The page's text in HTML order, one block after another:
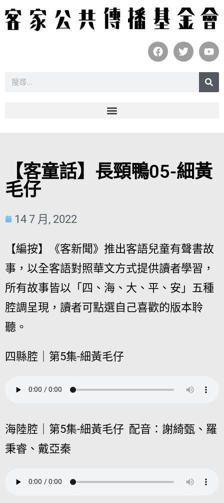
【客童話】長頸鴨05-細黃
毛仔
14 7 月, 2022
【編按】《客新聞》推出客語兒童有聲書故
事，以全客語對照華文方式提供讀者學習，
所有故事皆以「四、海、大、平、安」五種
腔調呈現，讀者可點選自己喜歡的版本聆
聽。
四縣腔｜第5集-細黃毛仔
海陸腔｜第5集-細黃毛仔 配音：謝綺甄、羅
秉睿、戴亞秦